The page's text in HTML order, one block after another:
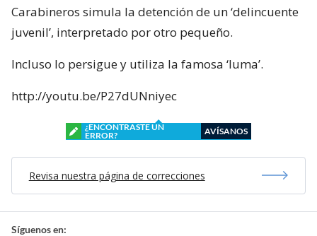
Carabineros simula la detención de un ‘delincuente
juvenil’, interpretado por otro pequeño.
Incluso lo persigue y utiliza la famosa ‘luma’.
http://youtu.be/P27dUNniyec
¿ENCONTRASTE UN
ERROR?
AVÍSANOS
Revisa nuestra página de correcciones
Síguenos en: